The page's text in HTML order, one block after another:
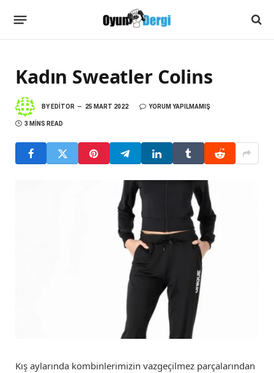
Kadın Sweatler Colins
BY EDITOR 25 MART 2022 YORUM YAPILMAMIŞ
3 MINS READ
Kış aylarında kombinlerimizin vazgeçilmez parçalarından